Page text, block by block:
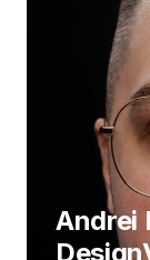
Andrei